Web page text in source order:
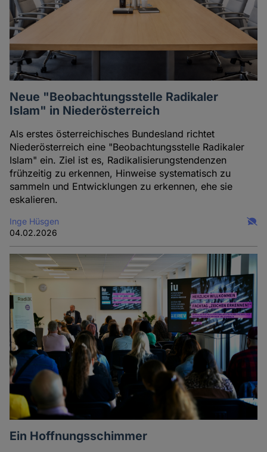
Neue "Beobachtungsstelle Radikaler
Islam" in Niederösterreich
Als erstes österreichisches Bundesland richtet
Niederösterreich eine "Beobachtungsstelle Radikaler
Islam" ein. Ziel ist es, Radikalisierungstendenzen
frühzeitig zu erkennen, Hinweise systematisch zu
sammeln und Entwicklungen zu erkennen, ehe sie
eskalieren.
Inge Hüsgen
04.02.2026
Ein Hoffnungsschimmer
Cookies